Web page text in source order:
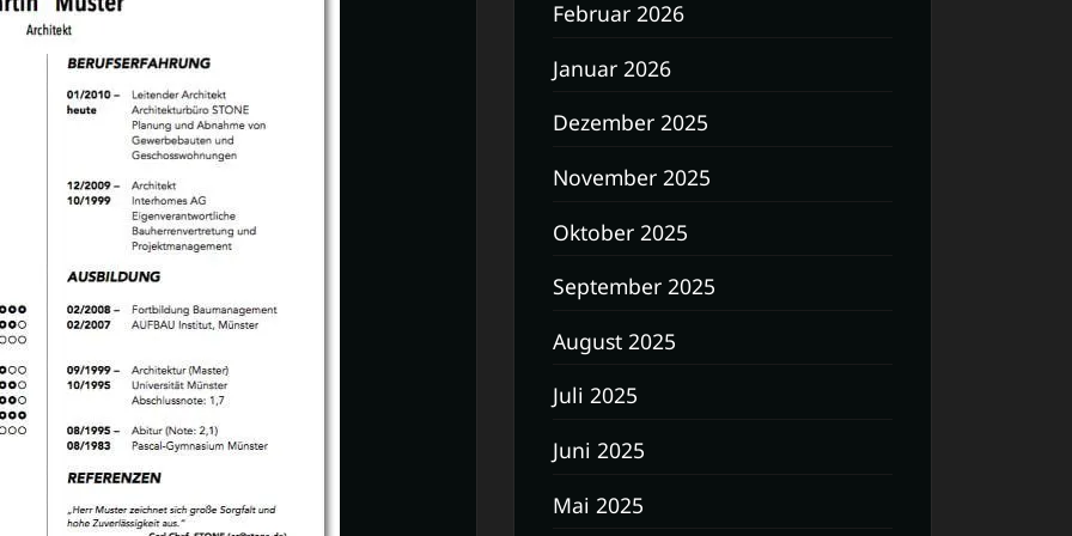
Februar 2026
Januar 2026
Dezember 2025
November 2025
Oktober 2025
September 2025
August 2025
Juli 2025
Juni 2025
Mai 2025